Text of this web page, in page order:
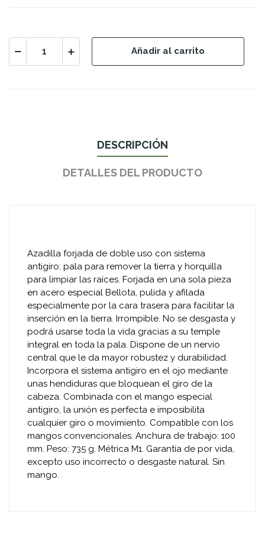
Añadir al carrito
DESCRIPCIÓN
DETALLES DEL PRODUCTO
Azadilla forjada de doble uso con sistema
antigiro: pala para remover la tierra y horquilla
para limpiar las raíces. Forjada en una sola pieza
en acero especial Bellota, pulida y afilada
especialmente por la cara trasera para facilitar la
inserción en la tierra. Irrompible. No se desgasta y
podrá usarse toda la vida gracias a su temple
integral en toda la pala. Dispone de un nervio
central que le da mayor robustez y durabilidad.
Incorpora el sistema antigiro en el ojo mediante
unas hendiduras que bloquean el giro de la
cabeza. Combinada con el mango especial
antigiro, la unión es perfecta e imposibilita
cualquier giro o movimiento. Compatible con los
mangos convencionales. Anchura de trabajo: 100
mm. Peso: 735 g. Métrica M1. Garantía de por vida,
excepto uso incorrecto o desgaste natural. Sin
mango.